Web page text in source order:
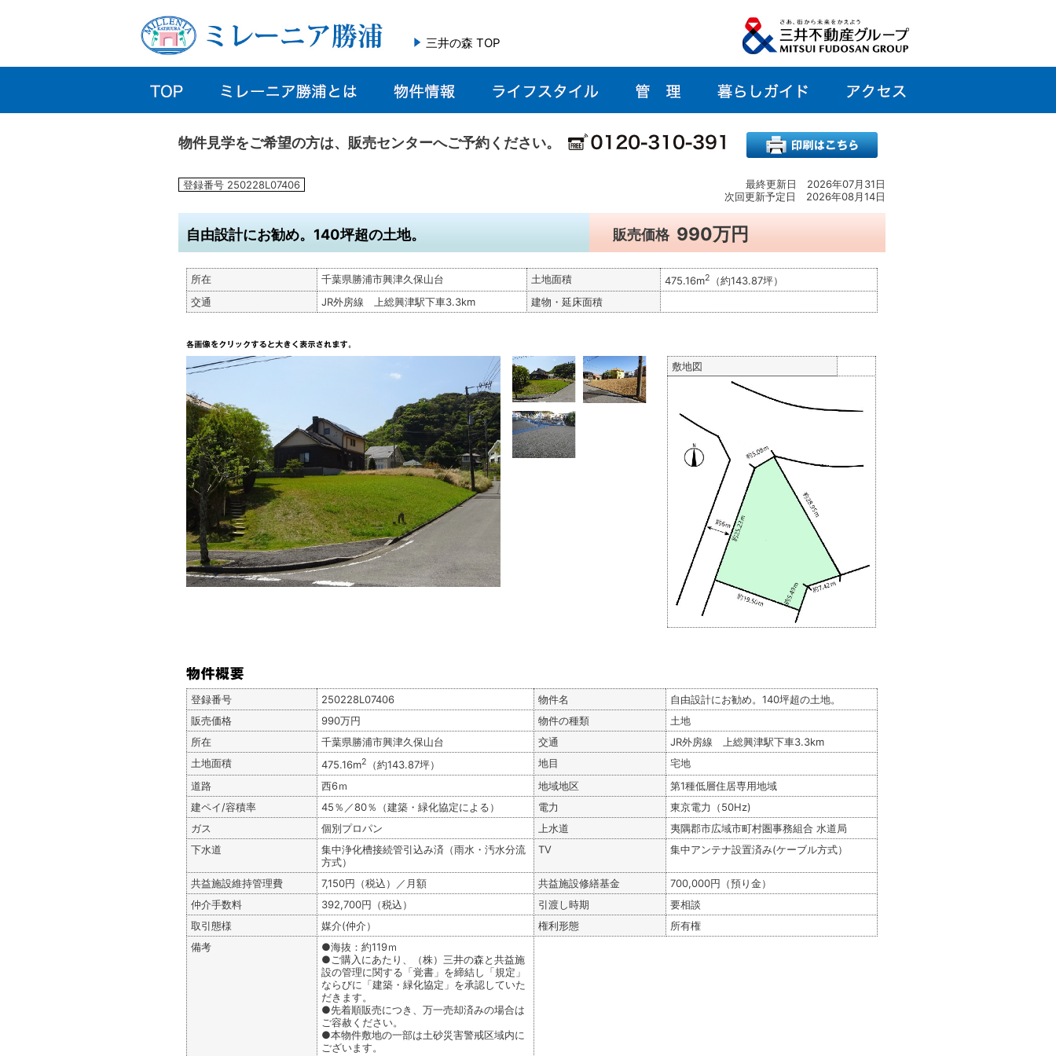
三井の森 TOP
物件見学をご希望の方は、販売センターへご予約ください。
登録番号 250228L07406
最終更新日 2026年07月31日
次回更新予定日 2026年08月14日
自由設計にお勧め。140坪超の土地。 販売価格 990万円
所在 千葉県勝浦市興津久保山台 土地面積 475.16m2
（約143.87坪）
交通
JR外房線 上総興津駅下車3.3km 建物・延床面積
敷地図
登録番号 250228L07406 物件名
自由設計にお勧め。140坪超の土地。
販売価格
990万円 物件の種類
土地
所在
千葉県勝浦市興津久保山台 交通
JR外房線 上総興津駅下車3.3km
土地面積
475.16m2 （約143.87坪） 地目
宅地
道路
西6ｍ 地域地区
第1種低層住居専用地域
建ペイ/容積率
45％／80％（建築・緑化協定による） 電力
東京電力（50Hz)
ガス
個別プロパン 上水道
夷隅郡市広域市町村圏事務組合 水道局
下水道
集中浄化槽接続管引込み済（雨水・汚水分流
方式）
TV 集中アンテナ設置済み(ケーブル方式）
共益施設維持管理費 7,150円（税込）／月額 共益施設修繕基金
700,000円（預り金）
仲介手数料
392,700円（税込） 引渡し時期
要相談
取引態様
媒介(仲介） 権利形態
所有権
備考
●海抜：約119ｍ
●ご購入にあたり、（株）三井の森と共益施
設の管理に関する「覚書」を締結し「規定」
ならびに「建築・緑化協定」を承認していた
だきます。
●先着順販売につき、万一売却済みの場合は
ご容赦ください。
●本物件敷地の一部は土砂災害警戒区域内に
ございます。